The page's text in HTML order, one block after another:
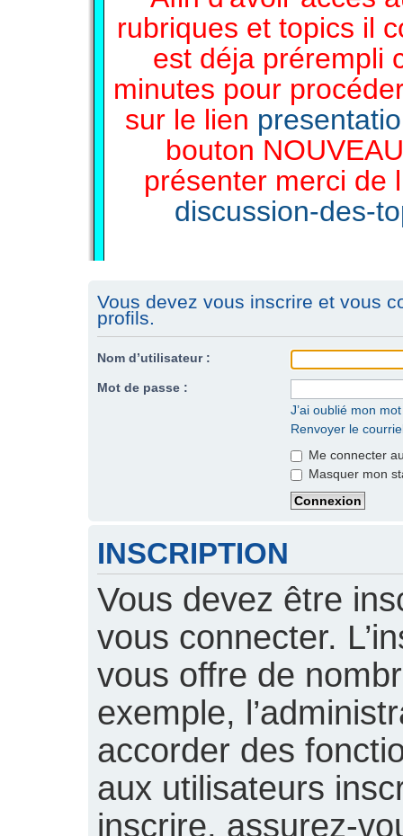
rubriques et topics il
est déja prérempli
minutes pour
sur le lien
bouton
présenter merci de
discussion-des-
Vous devez vous inscrire et vous
profils.
Nom d’utilisateur :
Mot de passe :
J’ai oublié mon
Renvoyer le
Me connecter
Masquer mon
INSCRIPTION
Vous devez être
vous connecter.
vous offre de
exemple,
accorder des
aux utilisateurs
inscrire, assurez-